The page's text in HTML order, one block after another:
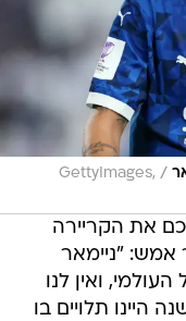
/
GettyImages,
את הקריירה
אמש: "ניימאר
ואין לנו
מודל לחיקוי אחריו. במשך 14 שנה היינו תלויים בו